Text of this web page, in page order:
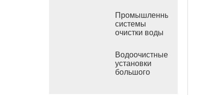
солоноватой
воды
Промышленные
системы
очистки воды
осмосом
Водоочистные
установки
большого